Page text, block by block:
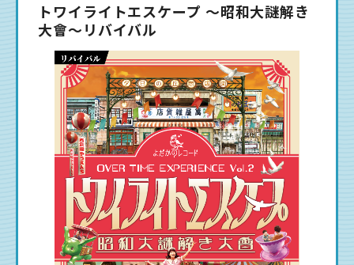
トワイライトエスケープ 〜昭和大謎解き
大會〜リバイバル